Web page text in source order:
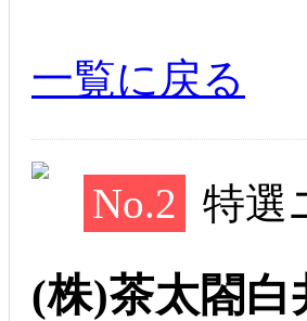
一覧に戻る
No.2 特選
(株)茶太閤白